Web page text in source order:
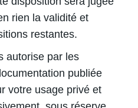
rien la validité et
restantes.
autorise par les
publiée
votre usage privé et